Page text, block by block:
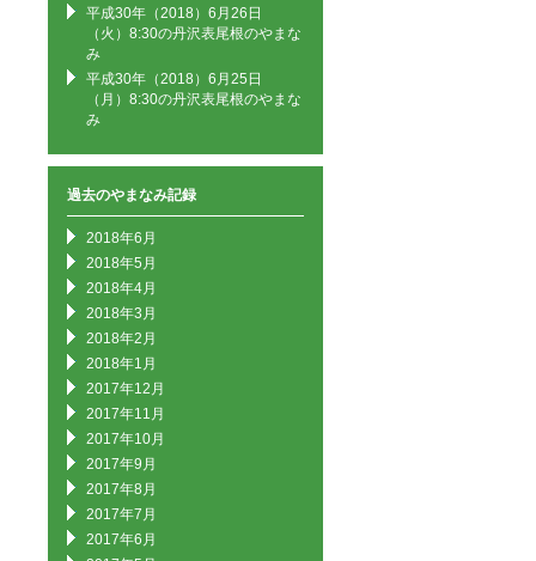
平成30年（2018）6月26日
（火）8:30の丹沢表尾根のやまな
み
平成30年（2018）6月25日
（月）8:30の丹沢表尾根のやまな
み
過去のやまなみ記録
2018年6月
2018年5月
2018年4月
2018年3月
2018年2月
2018年1月
2017年12月
2017年11月
2017年10月
2017年9月
2017年8月
2017年7月
2017年6月